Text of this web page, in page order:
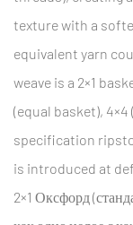
texture with a
equivalent yarn
weave is a 2×1
(equal basket),
specification
is introduced at
2×1 Оксфорд